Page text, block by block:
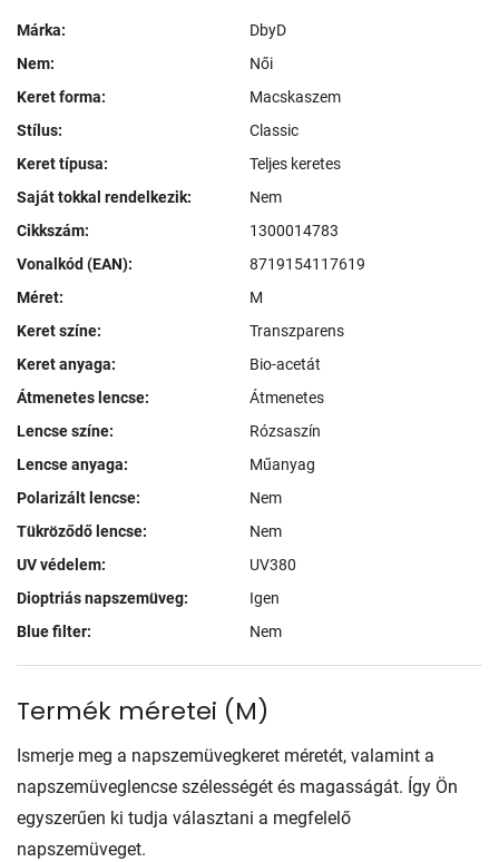
Márka:
DbyD
Nem:
Női
Keret forma:
Macskaszem
Stílus:
Classic
Keret típusa:
Teljes keretes
Saját tokkal rendelkezik:
Nem
Cikkszám:
1300014783
Vonalkód (EAN):
8719154117619
Méret:
M
Keret színe:
Transzparens
Keret anyaga:
Bio-acetát
Átmenetes lencse:
Átmenetes
Lencse színe:
Rózsaszín
Lencse anyaga:
Műanyag
Polarizált lencse:
Nem
Tükröződő lencse:
Nem
UV védelem:
UV380
Dioptriás napszemüveg:
Igen
Blue filter:
Nem
Termék méretei (M)
Ismerje meg a napszemüvegkeret méretét, valamint a
napszemüveglencse szélességét és magasságát. Így Ön
egyszerűen ki tudja választani a megfelelő
napszemüveget.